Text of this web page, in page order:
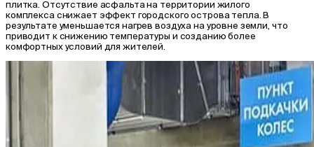
плитка. Отсутствие асфальта на территории жилого
комплекса снижает эффект городского острова тепла. В
результате уменьшается нагрев воздуха на уровне земли, что
приводит к снижению температуры и созданию более
комфортных условий для жителей.